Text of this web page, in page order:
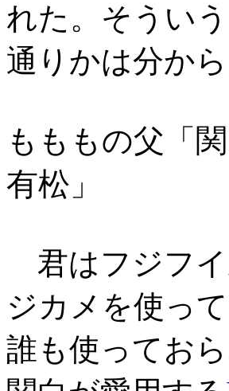
れた。そうい
通りかは分か
もももの父「
有松 」
君はフジフイ
ジカメを使っ
誰も使っておら